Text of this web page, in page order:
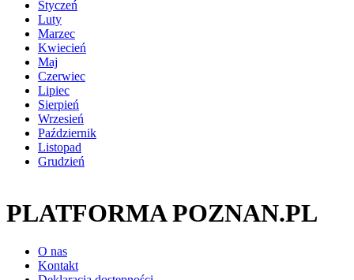
Styczeń
Luty
Marzec
Kwiecień
Maj
Czerwiec
Lipiec
Sierpień
Wrzesień
Październik
Listopad
Grudzień
PLATFORMA POZNAN.PL
O nas
Kontakt